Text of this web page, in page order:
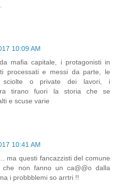
10:09 AM
mafia capitale, i protagonisti in
processati e messi da parte, le
sciolte o private dei lavori, i
tirano fuori la storia che se
e scuse varie
10:41 AM
ma questi fancazzisti del comune
che non fanno un ca@@o dalla
i probbblemi so arrtri !!